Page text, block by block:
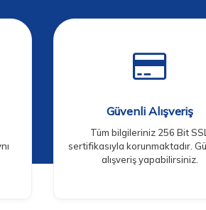
Güvenli Alışveriş
Tüm bilgileriniz 256 Bit
sertifikasıyla korunmaktadır.
alışveriş yapabilirsiniz.